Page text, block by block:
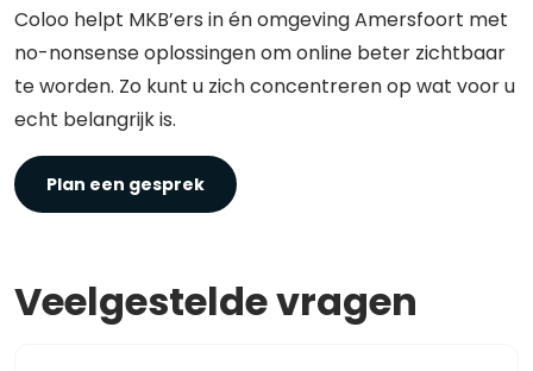
Coloo helpt MKB’ers in én omgeving Amersfoort met
no-nonsense oplossingen om online beter zichtbaar
te worden. Zo kunt u zich concentreren op wat voor u
echt belangrijk is.
Plan een gesprek
Veelgestelde vragen